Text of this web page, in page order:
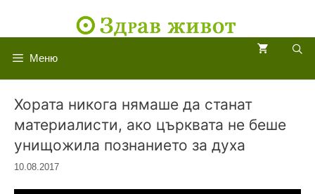
Меню
Хората никога нямаше да станат
материалисти, ако църквата не беше
унищожила познанието за духа
10.08.2017